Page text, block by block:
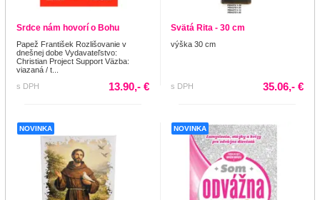
Srdce nám hovorí o Bohu
Papež František Rozlišovanie v
dnešnej dobe Vydavateľstvo:
Christian Project Support Väzba:
viazaná / t...
s DPH
13.90,- €
Svätá Rita - 30 cm
výška 30 cm
s DPH 35.06,- €
NOVINKA NOVINKA